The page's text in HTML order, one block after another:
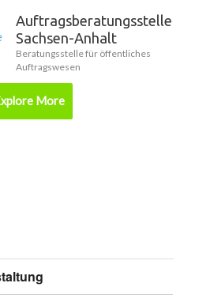
Auftragsberatungsstelle
Sachsen-Anhalt
Beratungsstelle für öffentliches
Auftragswesen
More